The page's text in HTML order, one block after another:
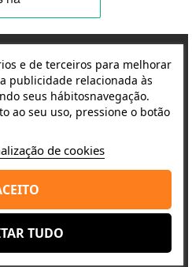
nos?
é a nossa prioridade
e seguro
e de terceiros para melhorar
publicidade relacionada às
seus hábitosnavegação.
ao seu uso, pressione o botão
de cookies
TUDO